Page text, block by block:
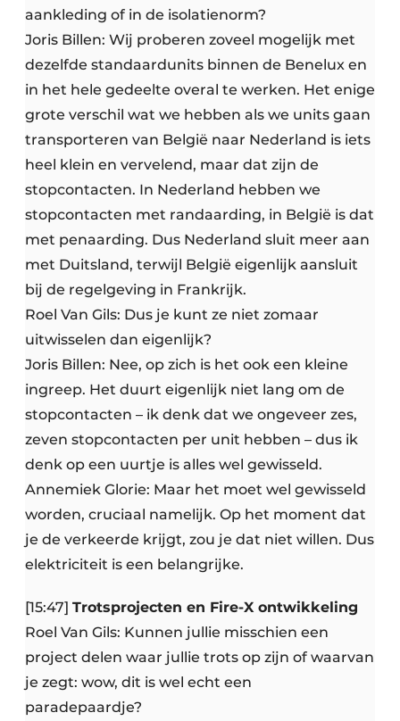
aankleding of in de isolatienorm?
Joris Billen: Wij proberen zoveel mogelijk met
dezelfde standaardunits binnen de Benelux en
in het hele gedeelte overal te werken. Het enige
grote verschil wat we hebben als we units gaan
transporteren van België naar Nederland is iets
heel klein en vervelend, maar dat zijn de
stopcontacten. In Nederland hebben we
stopcontacten met randaarding, in België is dat
met penaarding. Dus Nederland sluit meer aan
met Duitsland, terwijl België eigenlijk aansluit
bij de regelgeving in Frankrijk.
Roel Van Gils: Dus je kunt ze niet zomaar
uitwisselen dan eigenlijk?
Joris Billen: Nee, op zich is het ook een kleine
ingreep. Het duurt eigenlijk niet lang om de
stopcontacten – ik denk dat we ongeveer zes,
zeven stopcontacten per unit hebben – dus ik
denk op een uurtje is alles wel gewisseld.
Annemiek Glorie: Maar het moet wel gewisseld
worden, cruciaal namelijk. Op het moment dat
je de verkeerde krijgt, zou je dat niet willen. Dus
elektriciteit is een belangrijke.
[15:47] Trotsprojecten en Fire-X ontwikkeling
Roel Van Gils: Kunnen jullie misschien een
project delen waar jullie trots op zijn of waarvan
je zegt: wow, dit is wel echt een
paradepaardje?